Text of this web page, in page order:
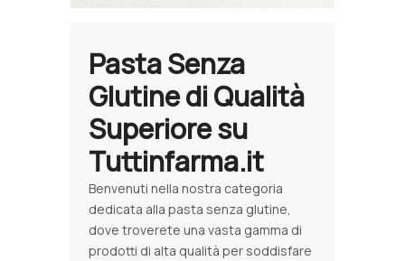
Pasta Senza
Glutine di Qualità
Superiore su
Tuttinfarma.it
Benvenuti nella nostra categoria
dedicata alla pasta senza glutine,
dove troverete una vasta gamma di
prodotti di alta qualità per soddisfare